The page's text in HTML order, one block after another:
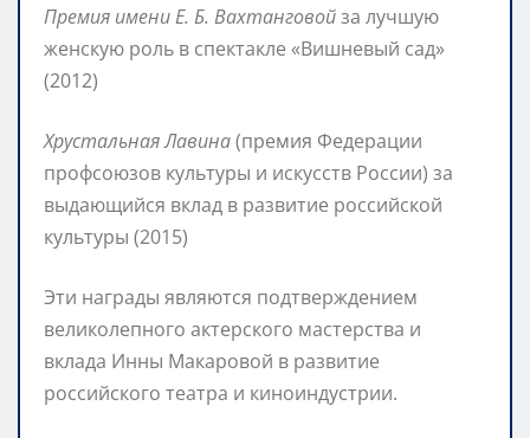
Премия имени Е. Б. Вахтанговойза лучшую
женскую роль в спектакле «Вишневый сад»
(2012)
Хрустальная Лавина(премия Федерации
профсоюзов культуры и искусств России) за
выдающийся вклад в развитие российской
культуры (2015)
Эти награды являются подтверждением
великолепного актерского мастерства и
вклада Инны Макаровой в развитие
российского театра и киноиндустрии.